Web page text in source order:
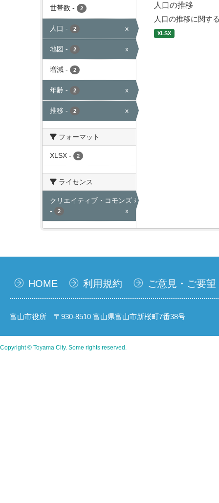
世帯数 - 2
人口 - 2 x
地図 - 2 x
増減 - 2
年齢 - 2 x
推移 - 2 x
フォーマット
XLSX - 2
ライセンス
クリエイティブ・コモンズ 表示
-
2 x
人口の推移
人口の推移に関す
XLSX
HOME 利用規約 ご意見・ご要望
富山市役所 〒930-8510 富山県富山市新桜町7番38号
Copyright © Toyama City. Some rights reserved.